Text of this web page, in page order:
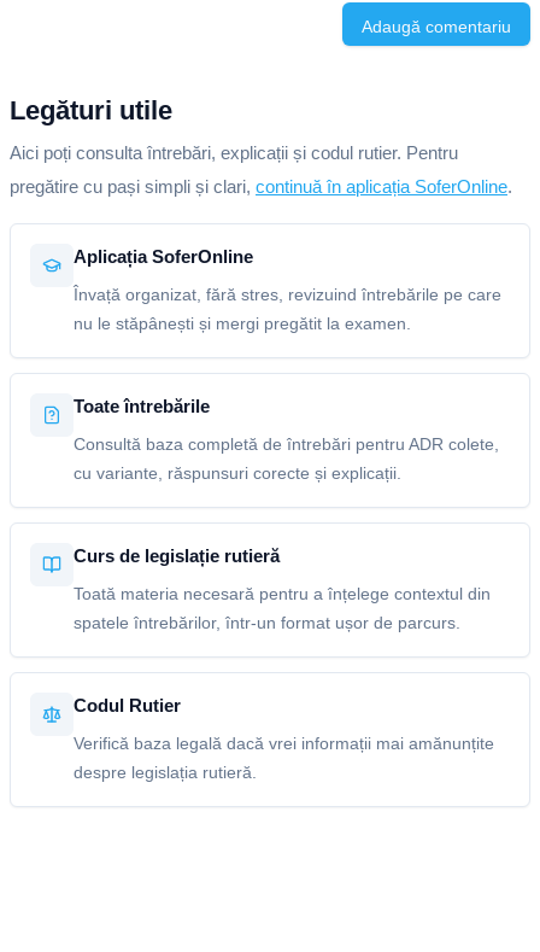
Adaugă comentariu
Legături utile
Aici poți consulta întrebări, explicații și codul rutier. Pentru
pregătire cu pași simpli și clari, continuă în aplicația SoferOnline.
Aplicația SoferOnline
Învață organizat, fără stres, revizuind întrebările pe care
nu le stăpânești și mergi pregătit la examen.
Toate întrebările
Consultă baza completă de întrebări pentru ADR colete,
cu variante, răspunsuri corecte și explicații.
Curs de legislație rutieră
Toată materia necesară pentru a înțelege contextul din
spatele întrebărilor, într-un format ușor de parcurs.
Codul Rutier
Verifică baza legală dacă vrei informații mai amănunțite
despre legislația rutieră.